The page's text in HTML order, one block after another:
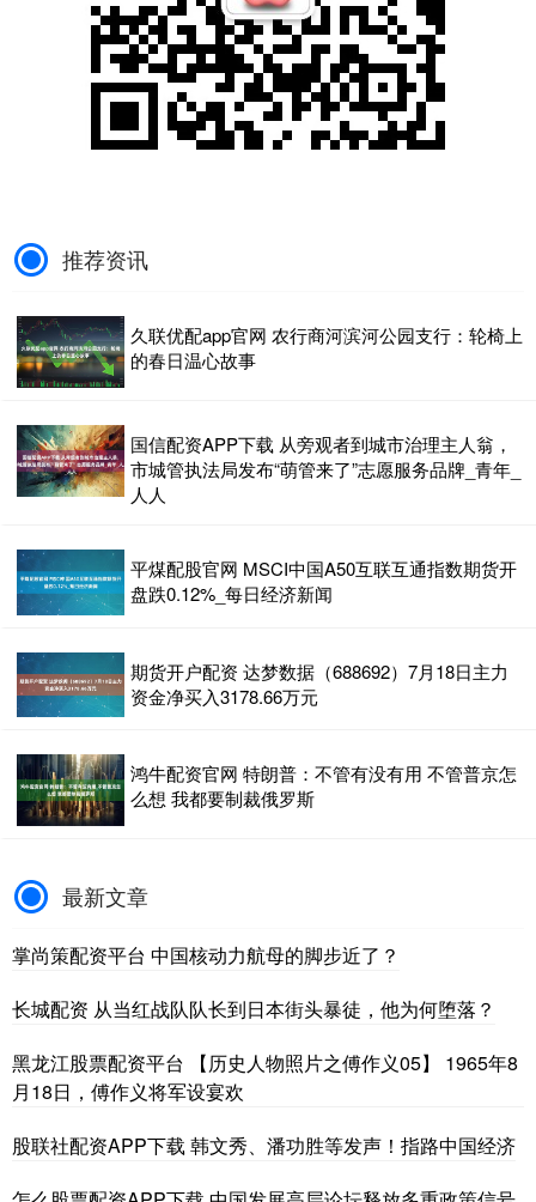
推荐资讯
久联优配app官网 农行商河滨河公园支行：轮椅上
的春日温心故事
国信配资APP下载 从旁观者到城市治理主人翁，
市城管执法局发布“萌管来了”志愿服务品牌_青年_
人人
平煤配股官网 MSCI中国A50互联互通指数期货开
盘跌0.12%_每日经济新闻
期货开户配资 达梦数据（688692）7月18日主力
资金净买入3178.66万元
鸿牛配资官网 特朗普：不管有没有用 不管普京怎
么想 我都要制裁俄罗斯
最新文章
掌尚策配资平台 中国核动力航母的脚步近了？
长城配资 从当红战队队长到日本街头暴徒，他为何堕落？
黑龙江股票配资平台 【历史人物照片之傅作义05】 1965年8
月18日，傅作义将军设宴欢
股联社配资APP下载 韩文秀、潘功胜等发声！指路中国经济